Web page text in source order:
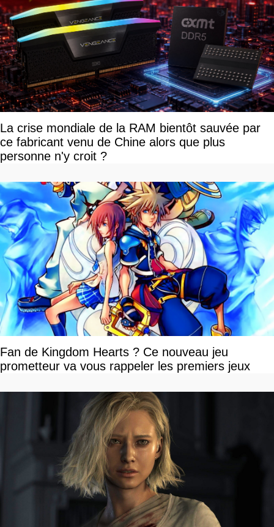
La crise mondiale de la RAM bientôt sauvée par
ce fabricant venu de Chine alors que plus
personne n'y croit ?
Fan de Kingdom Hearts ? Ce nouveau jeu
prometteur va vous rappeler les premiers jeux